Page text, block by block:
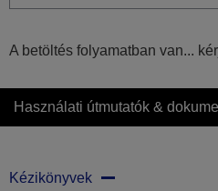
A betöltés folyamatban van...
Használati útmutatók &
Kézikönyvek